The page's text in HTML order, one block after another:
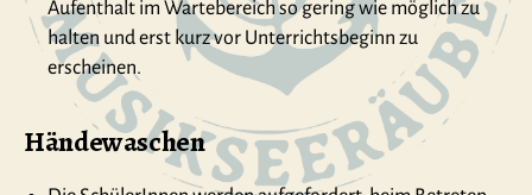
Aufenthalt im Wartebereich so gering wie möglich zu
halten und erst kurz vor Unterrichtsbeginn zu
erscheinen.
Händewaschen